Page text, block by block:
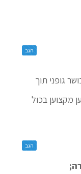
גופני תוך
מקצוען בכול
הגב
הגב